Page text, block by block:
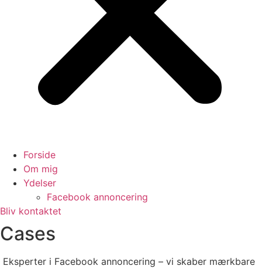
Forside
Om mig
Ydelser
Facebook annoncering
Bliv kontaktet
Cases
Eksperter i Facebook annoncering – vi skaber mærkbare